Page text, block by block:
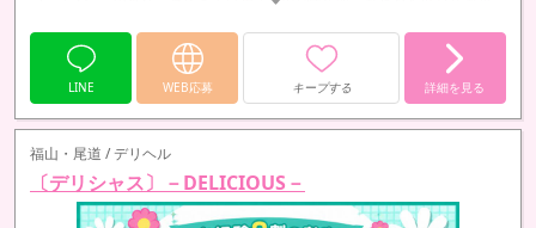
LINE WEB応募 キープする 詳細を見る
福山・尾道 / デリヘル
〔デリシャス〕－DELICIOUS－